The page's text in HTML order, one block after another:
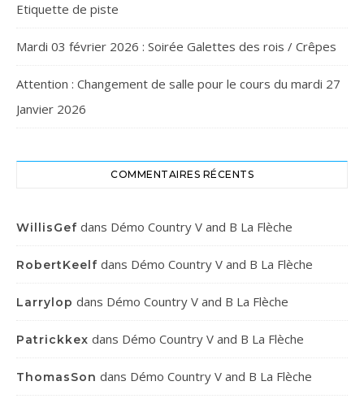
Etiquette de piste
Mardi 03 février 2026 : Soirée Galettes des rois / Crêpes
Attention : Changement de salle pour le cours du mardi 27
Janvier 2026
COMMENTAIRES RÉCENTS
WillisGef dans Démo Country V and B La Flèche
RobertKeelf dans Démo Country V and B La Flèche
Larrylop dans Démo Country V and B La Flèche
Patrickkex dans Démo Country V and B La Flèche
ThomasSon dans Démo Country V and B La Flèche